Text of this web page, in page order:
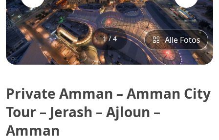
1 / 4 Alle Fotos
Private Amman – Amman City
Tour – Jerash – Ajloun –
Amman